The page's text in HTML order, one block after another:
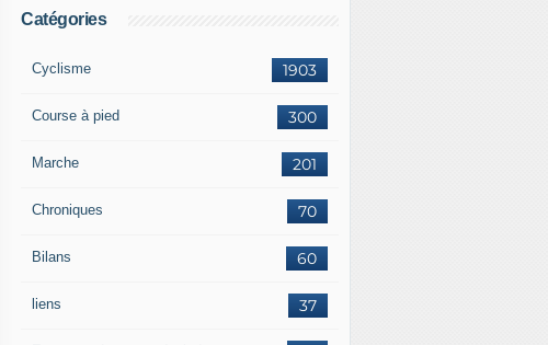
Catégories
1903
Cyclisme
300
Course à pied
201
Marche
70
Chroniques
60
Bilans
37
liens